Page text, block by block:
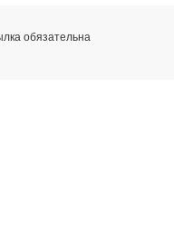
обязательна